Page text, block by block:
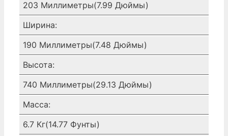
203 Миллиметры(7.99 Дюймы)
Ширина:
190 Миллиметры(7.48 Дюймы)
Высота:
740 Миллиметры(29.13 Дюймы)
Масса:
6.7 Кг(14.77 Фунты)